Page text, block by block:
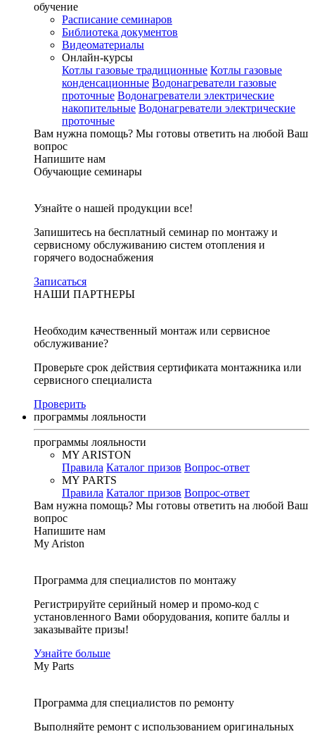
обучение
Расписание семинаров
Библиотека документов
Видеоматериалы
Онлайн-курсы
Котлы газовые традиционные Котлы газовые
конденсационные Водонагреватели газовые
проточные Водонагреватели электрические
накопительные Водонагреватели электрические
проточные
Вам нужна помощь? Мы готовы ответить на любой Ваш
вопрос
Напишите нам
Обучающие семинары
Узнайте о нашей продукции все!
Запишитесь на бесплатный семинар по монтажу и
сервисному обслуживанию систем отопления и
горячего водоснабжения
Записаться
НАШИ ПАРТНЕРЫ
Необходим качественный монтаж или сервисное
обслуживание?
Проверьте срок действия сертификата монтажника или
сервисного специалиста
Проверить
программы лояльности
программы лояльности
MY ARISTON
Правила Каталог призов Вопрос-ответ
MY PARTS
Правила Каталог призов Вопрос-ответ
Вам нужна помощь? Мы готовы ответить на любой Ваш
вопрос
Напишите нам
My Ariston
Программа для специалистов по монтажу
Регистрируйте серийный номер и промо-код с
установленного Вами оборудования, копите баллы и
заказывайте призы!
Узнайте больше
My Parts
Программа для специалистов по ремонту
Выполняйте ремонт с использованием оригинальных